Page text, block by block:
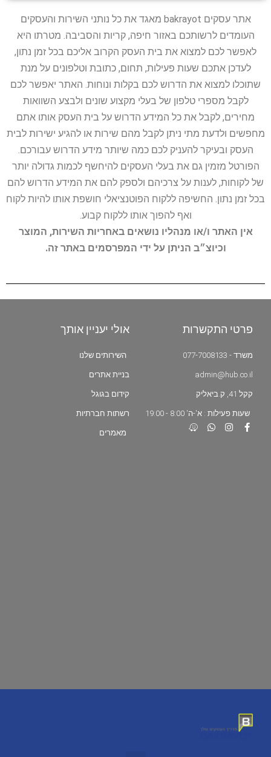
אתר עסקים bakrayot מאגד את כל נותני השירות והעסקים
העומדים לרשותכם באזור חיפה, קריות והסביבה. מטרתו היא
לאפשר לכם למצוא את בית העסק הקרוב אליכם בכל זמן נתון,
לעדכן אתכם שעות פעילות, תחום, כתובת וטלפונים על מנת
שתוכלו למצוא את הדרוש לכם בקלות ונוחות. האתר יאפשר לכם
לקבל מספרי טלפון של בעלי מקצוע שונים ולבצע השוואות
מחירים, לקבל את כל המידע הדרוש על בית העסק אותו אתם
מחפשים ולדעת מתי ניתן לקבל מהם שירות או להגיע ישירות לבית
העסק ובעיקר להעניק לכם כמה שיותר מידע הדרוש עבורכם.
הפורטל מזמין גם את בעלי העסקים להיחשף לכמות גדולה יותר
של לקוחות, לענות על צרכיהם ולספק להם את המידע הדרוש להם
בכל זמן נתון. החשיפה ללקוח הפוטנציאלי חושפת אותו להיות לקוח
ואף להפוך אותו ללקוח קבוע.
אין האתר ו/או מנהליו נושאים באחריות השירות, המוצר
וכיוצ״ב הניתן על ידי המפרסמים באתר זה.
פרטי התקשרות
משרד - 077-7008133
admin@hub.co.il
קקל 41, ק.ביאליק
שעות פעילות : א'-ה' 8:00 - 19:00
אולי יעניין אותך
השירותים שלנו
בניית אתרים
קידום בגוגל
רשתות חברתיות
מאמרים